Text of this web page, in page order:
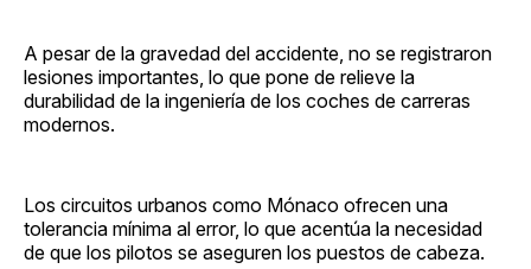
A pesar de la gravedad del accidente, no se registraron
lesiones importantes, lo que pone de relieve la
durabilidad de la ingeniería de los coches de carreras
modernos.
Los circuitos urbanos como Mónaco ofrecen una
tolerancia mínima al error, lo que acentúa la necesidad
de que los pilotos se aseguren los puestos de cabeza.